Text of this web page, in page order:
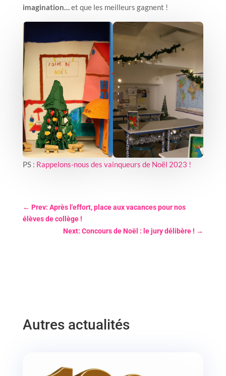
imagination…et que les meilleurs gagnent !
PS : Rappelons-nous des vainqueurs de Noël 2023 !
← Prev: Après l'effort, place aux vacances pour nos
élèves de collège !
Next: Concours de Noël : le jury délibère ! →
Autres actualités